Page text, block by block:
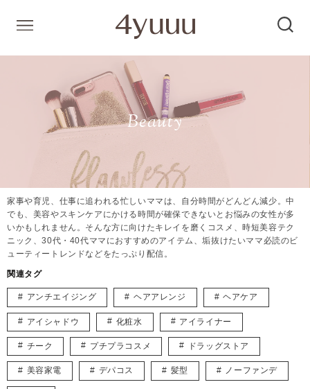
Beauty
家事や育児、仕事に追われる忙しいママは、自分時間がどんどん減少。中
でも、美容やスキンケアにかける時間が確保できないとお悩みの女性が多
いかもしれません。そんな方に向けたキレイを磨くコスメ、時短美容テク
ニック、30代・40代ママにおすすめのアイテム、垢抜けたいママ必読のビ
ューティートレンドなどをたっぷり配信。
関連タグ
アンチエイジング ヘアアレンジ ヘアケア
アイシャドウ 化粧水 アイライナー
チーク プチプラコスメ ドラッグストア
美容家電 デパコス 髪型 ノーファンデ